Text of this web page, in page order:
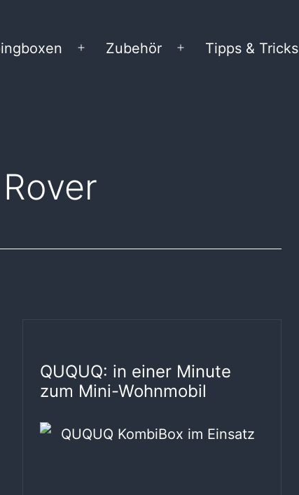
MenüZubehör
MenüTipps & Tricks
QUQUQ: in einer Minute
zum Mini-Wohnmobil